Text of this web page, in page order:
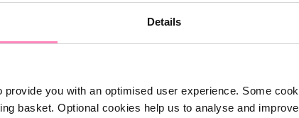
Details
you with an optimised user experience. Some
basket. Optional cookies help us to analyse and